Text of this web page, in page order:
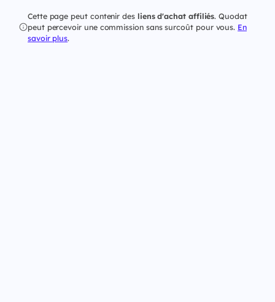
Cette page peut contenir des liens d'achat affiliés. Quodat
peut percevoir une commission sans surcoût pour vous. En
savoir plus.